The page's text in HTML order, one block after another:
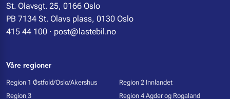
St. Olavsgt. 25, 0166 Oslo
PB 7134 St. Olavs plass, 0130 Oslo
415 44 100 · post@lastebil.no
Våre regioner
Region 1 Østfold/Oslo/Akershus
Region 2 Innlandet
Region 3
Region 4 Agder og Rogaland